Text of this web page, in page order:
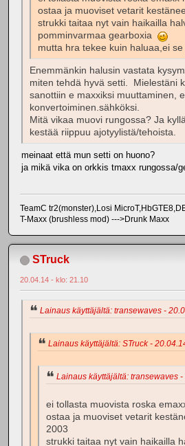
ostaa ja muoviset vetarit
strukki taitaa nyt vain haikailla
pomminvarmaa gearboxia
mutta hra tekee kuin haluaa,ei
Enemmänkin halusin vastata
miten tehdä hyvä setti. Mielestäni
sanottiin e maxxiksi muuttaminen,
konvertoiminen.sähköksi.
Mitä vikaa muovi rungossa? Ja
kestää riippuu ajotyylistä/tehoista.
meinaat että mun setti on huono?
ja mikä vika on orkkis tmaxx rungossa/
TeamC tr2(monster),Losi
T-Maxx (brushless mod) --->Drunk Maxx
STruck
20.04.14 - klo: 21.10
Lainaus käyttäjältä: transewaves -
Lainaus käyttäjältä: STruck -
Lainaus käyttäjältä: transewaves
ei tollasta muovista roska
ostaa ja muoviset vetarit
2003
strukki taitaa nyt vain haikailla